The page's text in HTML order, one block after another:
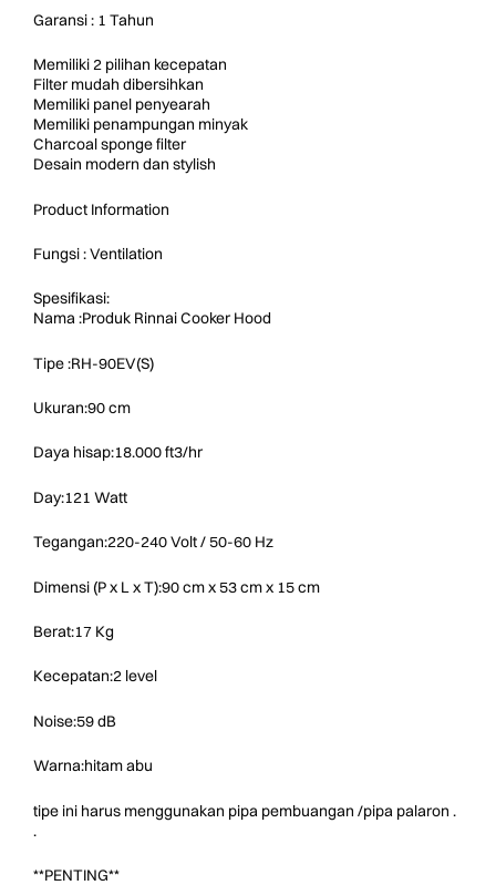
Garansi : 1 Tahun
Memiliki 2 pilihan kecepatan
Filter mudah dibersihkan
Memiliki panel penyearah
Memiliki penampungan minyak
Charcoal sponge filter
Desain modern dan stylish
Product Information
Fungsi : Ventilation
Spesifikasi:
Nama :Produk Rinnai Cooker Hood
Tipe :RH-90EV(S)
Ukuran:90 cm
Daya hisap:18.000 ft3/hr
Day:121 Watt
Tegangan:220-240 Volt / 50-60 Hz
Dimensi (P x L x T):90 cm x 53 cm x 15 cm
Berat:17 Kg
Kecepatan:2 level
Noise:59 dB
Warna:hitam abu
tipe ini harus menggunakan pipa pembuangan /pipa palaron .
.
**PENTING**